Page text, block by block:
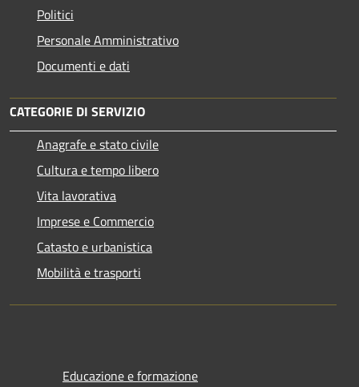
Politici
Personale Amministrativo
Documenti e dati
CATEGORIE DI SERVIZIO
Anagrafe e stato civile
Cultura e tempo libero
Vita lavorativa
Imprese e Commercio
Catasto e urbanistica
Mobilità e trasporti
Educazione e formazione